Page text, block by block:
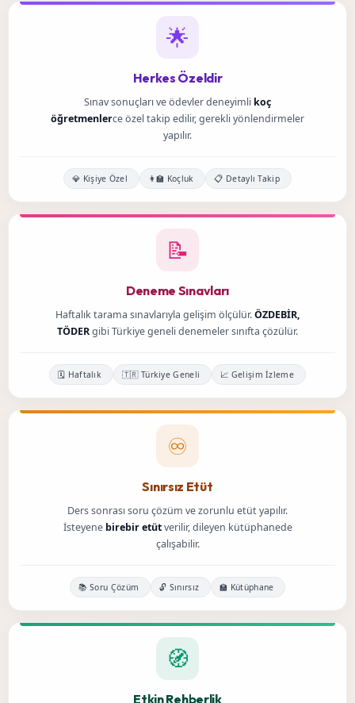
🌟
Herkes Özeldir
Sınav sonuçları ve ödevler deneyimli koç
öğretmenlerce özel takip edilir, gerekli yönlendirmeler
yapılır.
💎 Kişiye Özel 👩‍🏫 Koçluk 📋 Detaylı Takip
📝
Deneme Sınavları
Haftalık tarama sınavlarıyla gelişim ölçülür.ÖZDEBİR,
TÖDERgibi Türkiye geneli denemeler sınıfta çözülür.
🗓️ Haftalık 🇹🇷 Türkiye Geneli 📈 Gelişim İzleme
♾️
Sınırsız Etüt
Ders sonrası soru çözüm ve zorunlu etüt yapılır.
İsteyene birebir etütverilir, dileyen kütüphanede
çalışabilir.
📚 Soru Çözüm 🔓 Sınırsız 🏫 Kütüphane
🧭
Etkin Rehberlik